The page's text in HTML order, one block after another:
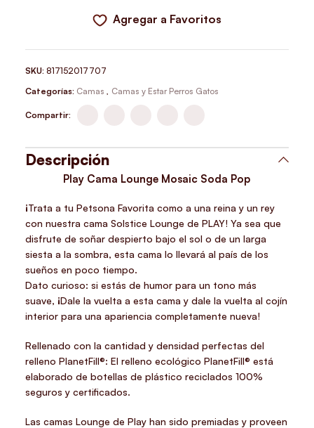
Agregar a Favoritos
SKU:817152017707
Categorías: Camas Camas y Estar Perros Gatos
Compartir:
Descripción
Play Cama Lounge Mosaic Soda Pop
¡Trata a tu Petsona Favorita como a una reina y un rey
con nuestra cama Solstice Lounge de PLAY! Ya sea que
disfrute de soñar despierto bajo el sol o de un larga
siesta a la sombra, esta cama lo llevará al país de los
sueños en poco tiempo.
Dato curioso: si estás de humor para un tono más
suave, ¡Dale la vuelta a esta cama y dale la vuelta al cojín
interior para una apariencia completamente nueva!
Rellenado con la cantidad y densidad perfectas del
relleno PlanetFill®: El relleno ecológico PlanetFill® está
elaborado de botellas de plástico reciclados 100%
seguros y certificados.
Las camas Lounge de Play han sido premiadas y proveen